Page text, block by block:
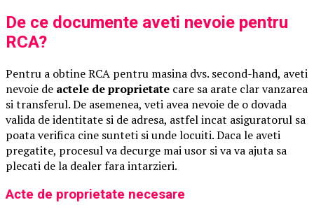
De ce documente aveti nevoie pentru
RCA?
Pentru a obtine RCA pentru masina dvs. second-hand, aveti
nevoie de actele de proprietate care sa arate clar vanzarea
si transferul. De asemenea, veti avea nevoie de o dovada
valida de identitate si de adresa, astfel incat asiguratorul sa
poata verifica cine sunteti si unde locuiti. Daca le aveti
pregatite, procesul va decurge mai usor si va va ajuta sa
plecati de la dealer fara intarzieri.
Acte de proprietate necesare